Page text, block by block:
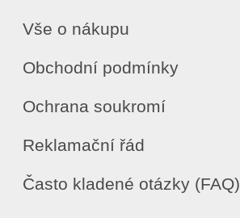
Vše o nákupu
Obchodní podmínky
Ochrana soukromí
Reklamační řád
Často kladené otázky (FAQ)